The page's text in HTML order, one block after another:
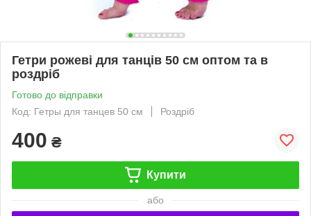
Гетри рожеві для танців 50 см оптом та в
роздріб
Готово до відправки
Код: Гетры для танцев 50 см
Роздріб
400 ₴
Купити
або